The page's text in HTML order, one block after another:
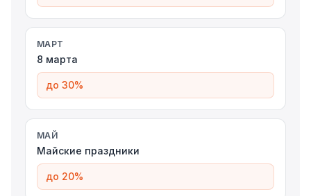
МАРТ
8 марта
до 30%
МАЙ
Майские праздники
до 20%